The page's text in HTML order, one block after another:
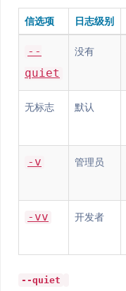
信选项 日志级别
--
quiet
没有
无标志 默认
-v 管理员
-vv 开发者
--quiet